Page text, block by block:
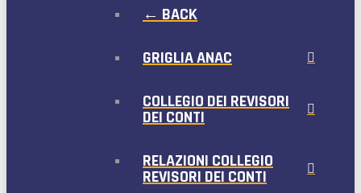
← BACK
GRIGLIA ANAC
COLLEGIO DEI REVISORI
DEI CONTI
RELAZIONI COLLEGIO
REVISORI DEI CONTI